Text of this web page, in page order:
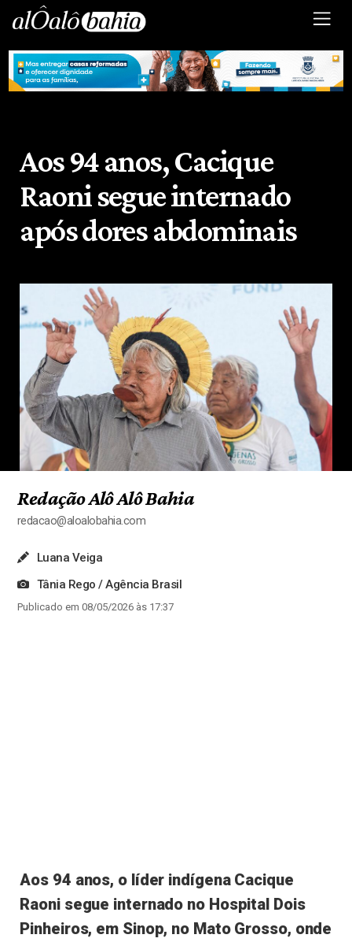
Aos 94 anos, Cacique
Raoni segue internado
após dores abdominais
Redação Alô Alô Bahia
redacao@aloalobahia.com
Luana Veiga
Tânia Rego / Agência Brasil
Publicado em 08/05/2026 às 17:37
Aos 94 anos, o líder indígena Cacique
Raoni segue internado no Hospital Dois
Pinheiros, em Sinop, no Mato Grosso, onde